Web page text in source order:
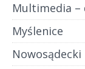
Multimedia
Myślenice